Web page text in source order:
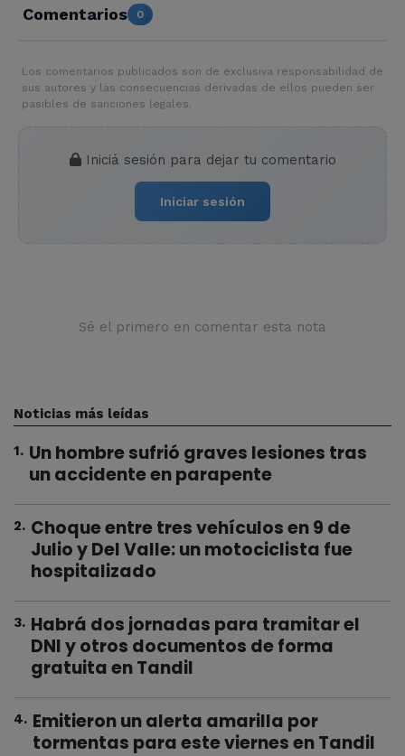
Comentarios 0
Los comentarios publicados son de exclusiva responsabilidad de
sus autores y las consecuencias derivadas de ellos pueden ser
pasibles de sanciones legales.
Iniciá sesión para dejar tu comentario
Iniciar sesión
Sé el primero en comentar esta nota
Noticias más leídas
1. Un hombre sufrió graves lesiones tras
un accidente en parapente
2. Choque entre tres vehículos en 9 de
Julio y Del Valle: un motociclista fue
hospitalizado
3. Habrá dos jornadas para tramitar el
DNI y otros documentos de forma
gratuita en Tandil
4. Emitieron un alerta amarilla por
tormentas para este viernes en Tandil